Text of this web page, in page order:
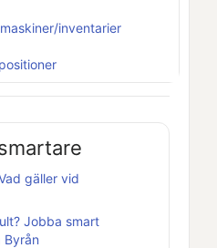
inventarier
gäller vid
Jobba smart
Byrån